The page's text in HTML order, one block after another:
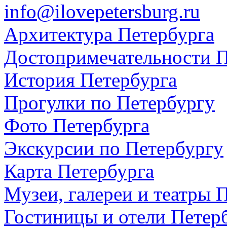
info@ilovepetersburg.ru
Архитектура Петербурга
Достопримечательности
История Петербурга
Прогулки по Петербургу
Фото Петербурга
Экскурсии по Петербургу
Карта Петербурга
Музеи, галереи и театры
Гостиницы и отели